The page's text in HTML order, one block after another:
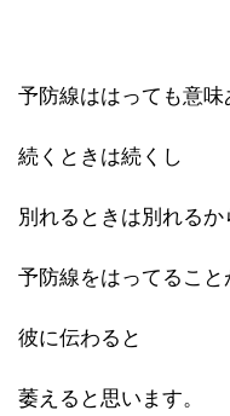
予防線ははっても意味
続くときは続くし
別れるときは別れるか
予防線をはってること
彼に伝わると
萎えると思います。